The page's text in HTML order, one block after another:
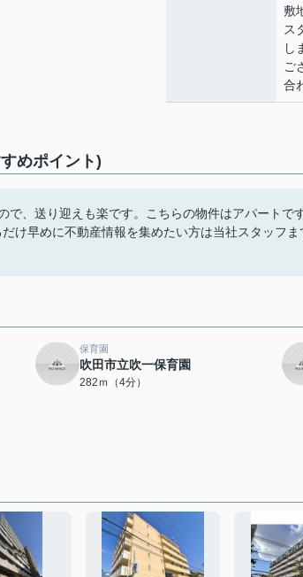
敷
ス
し
ご
合
めポイント)
で、送り迎えも楽です。こちらの物件はアパートで
け早めに不動産情報を集めたい方は当社スタッフ
保育園
吹田市立吹一保育園
282ｍ（4分）